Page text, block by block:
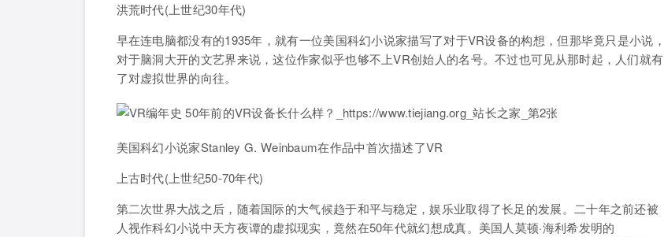
洪荒时代(上世纪30年代)
早在连电脑都没有的1935年，就有一位美国科幻小说家描写了对于VR设备的构想，但那毕竟只是小说，
对于脑洞大开的文艺界来说，这位作家似乎也够不上VR创始人的名号。不过也可见从那时起，人们就有
了对虚拟世界的向往。
美国科幻小说家Stanley G. Weinbaum在作品中首次描述了VR
上古时代(上世纪50-70年代)
第二次世界大战之后，随着国际的大气候趋于和平与稳定，娱乐业取得了长足的发展。二十年之前还被
人视作科幻小说中天方夜谭的虚拟现实，竟然在50年代就幻想成真。美国人莫顿·海利希发明的